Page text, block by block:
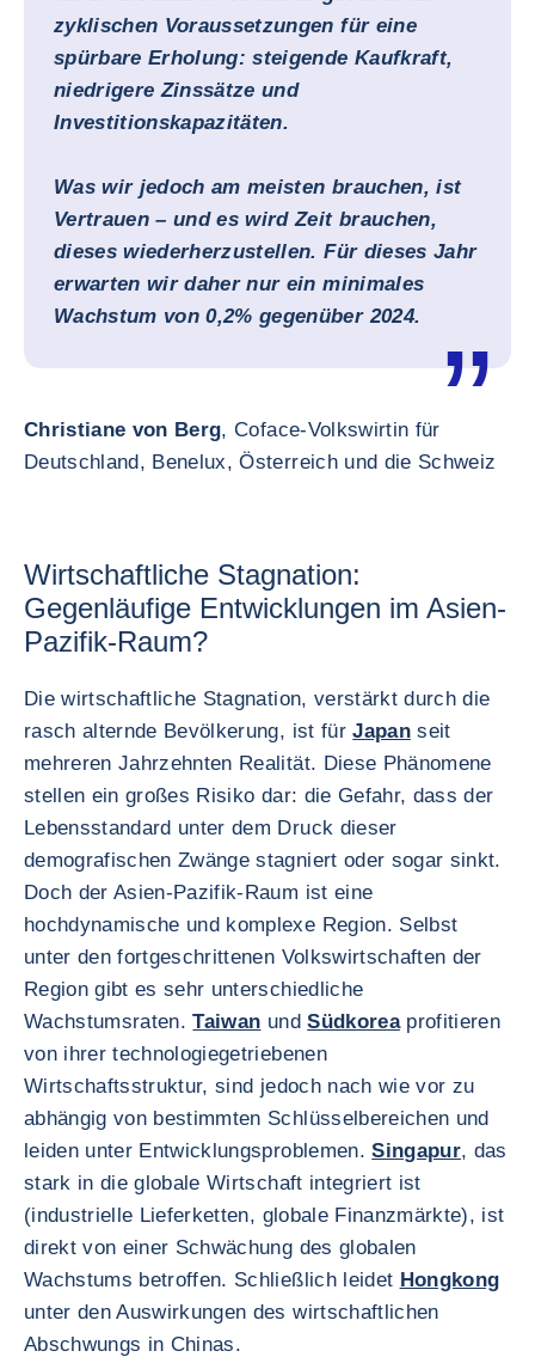
zyklischen Voraussetzungen für eine
spürbare Erholung: steigende Kaufkraft,
niedrigere Zinssätze und
Investitionskapazitäten.
Was wir jedoch am meisten brauchen, ist
Vertrauen – und es wird Zeit brauchen,
dieses wiederherzustellen. Für dieses Jahr
erwarten wir daher nur ein minimales
Wachstum von 0,2% gegenüber 2024.
Christiane von Berg, Coface-Volkswirtin für
Deutschland, Benelux, Österreich und die Schweiz
Wirtschaftliche Stagnation:
Gegenläufige Entwicklungen im Asien-
Pazifik-Raum?
Die wirtschaftliche Stagnation, verstärkt durch die
rasch alternde Bevölkerung, ist fürJapanseit
mehreren Jahrzehnten Realität. Diese Phänomene
stellen ein großes Risiko dar: die Gefahr, dass der
Lebensstandard unter dem Druck dieser
demografischen Zwänge stagniert oder sogar sinkt.
Doch der Asien-Pazifik-Raum ist eine
hochdynamische und komplexe Region. Selbst
unter den fortgeschrittenen Volkswirtschaften der
Region gibt es sehr unterschiedliche
Wachstumsraten.Taiwan undSüdkoreaprofitieren
von ihrer technologiegetriebenen
Wirtschaftsstruktur, sind jedoch nach wie vor zu
abhängig von bestimmten Schlüsselbereichen und
leiden unter Entwicklungsproblemen.Singapur, das
stark in die globale Wirtschaft integriert ist
(industrielle Lieferketten, globale Finanzmärkte), ist
direkt von einer Schwächung des globalen
Wachstums betroffen. Schließlich leidet Hongkong
unter den Auswirkungen des wirtschaftlichen
Abschwungs in Chinas.